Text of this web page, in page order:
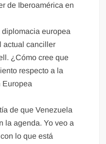
de Iberoamérica en
europea
actual canciller
¿Cómo cree que
respecto a la
Europea
de que Venezuela
la agenda. Yo veo a
lo que está